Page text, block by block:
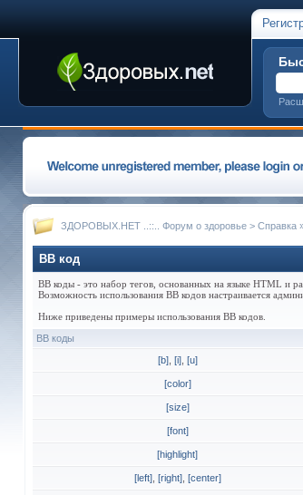
ЗДОРОВЫХ.НЕТ ..::.. Форум о здоровье > Справка
BB код
BB коды - это набор тегов, основанных на языке HTML и
Возможность использования BB кодов настраивается
Ниже приведены примеры использования BB кодов.
BB коды
[b], [i], [u]
[color]
[size]
[font]
[highlight]
[left], [right], [center]